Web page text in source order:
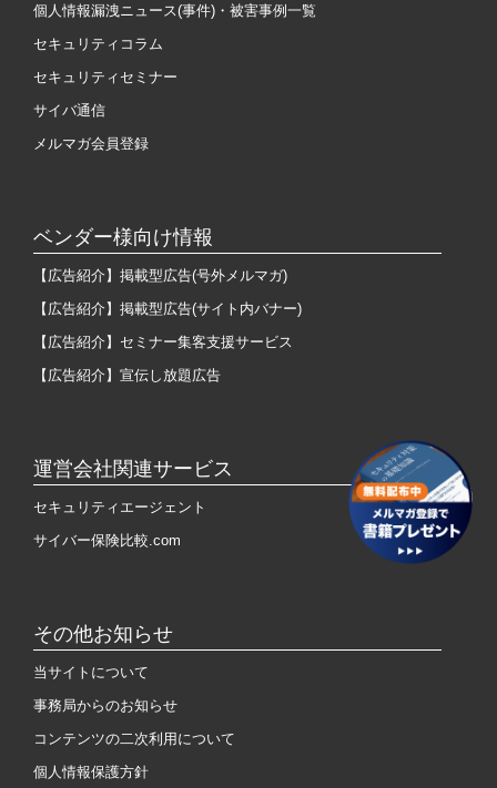
個人情報漏洩ニュース(事件)・被害事例一覧
セキュリティコラム
セキュリティセミナー
サイバ通信
メルマガ会員登録
ベンダー様向け情報
【広告紹介】掲載型広告(号外メルマガ)
【広告紹介】掲載型広告(サイト内バナー)
【広告紹介】セミナー集客支援サービス
【広告紹介】宣伝し放題広告
運営会社関連サービス
セキュリティエージェント
サイバー保険比較.com
その他お知らせ
当サイトについて
事務局からのお知らせ
コンテンツの二次利用について
個人情報保護方針